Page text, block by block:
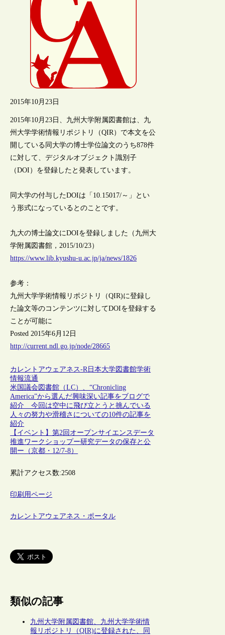
2015年10月23日
2015年10月23日、九州大学附属図書館は、九
州大学学術情報リポジトリ（QIR）で本文を公
開している同大学の博士学位論文のうち878件
に対して、デジタルオブジェクト識別子
（DOI）を登録したと発表しています。
同大学の付与したDOIは「10.15017/～」とい
う形式になっているとのことです。
九大の博士論文にDOIを登録しました（九州大
学附属図書館，2015/10/23）
https://www.lib.kyushu-u.ac.jp/ja/news/1826
参考：
九州大学学術情報リポジトリ（QIR)に登録し
た論文等のコンテンツに対してDOIを登録する
ことが可能に
Posted 2015年6月12日
http://current.ndl.go.jp/node/28665
カレントアウェアネス-R日本大学図書館学術
情報流通
米国議会図書館（LC）、“Chronicling
America”から選んだ興味深い記事をブログで
紹介 今回は空中に飛び立とうと挑んでいる
人々の努力や滑稽さについての10件の記事を
紹介
【イベント】第2回オープンサイエンスデータ
推進ワークショップー研究データの保存と公
開ー（京都・12/7-8）
累計アクセス数:2508
印刷用ページ
カレントアウェアネス・ポータル
類似の記事
九州大学附属図書館、九州大学学術情
報リポジトリ（QIR)に登録された、同